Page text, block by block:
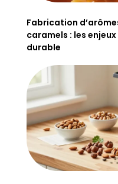
Fabrication
caramels : les
durable